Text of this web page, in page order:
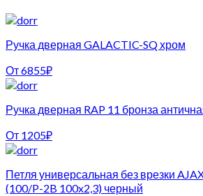
Ручка дверная GALACTIC-SQ хром
От6855₽
Ручка дверная RAP 11 бронза
От 1205₽
Петля универсальная без врезки
(100/P-2B 100x2,3) черный